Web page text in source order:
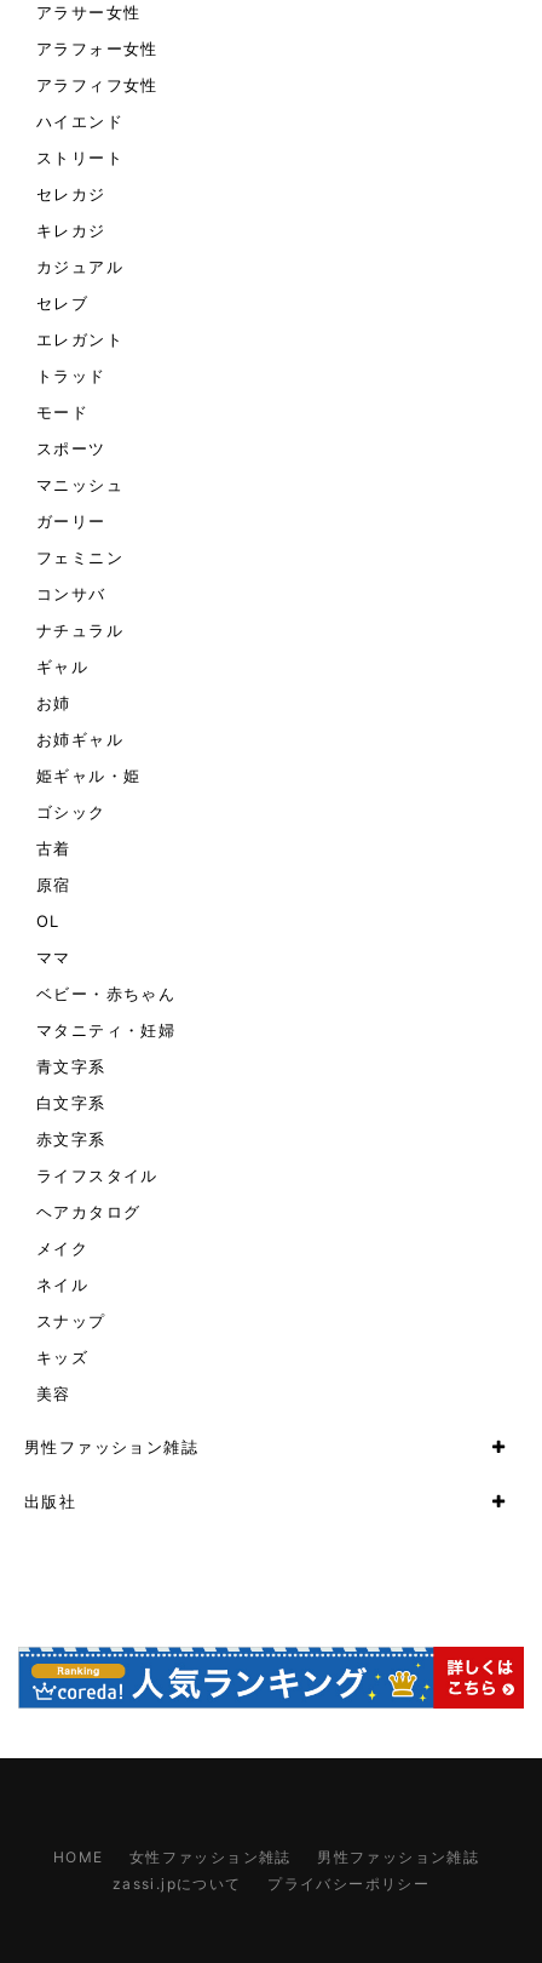
アラサー女性
アラフォー女性
アラフィフ女性
ハイエンド
ストリート
セレカジ
キレカジ
カジュアル
セレブ
エレガント
トラッド
モード
スポーツ
マニッシュ
ガーリー
フェミニン
コンサバ
ナチュラル
ギャル
お姉
お姉ギャル
姫ギャル・姫
ゴシック
古着
原宿
OL
ママ
ベビー・赤ちゃん
マタニティ・妊婦
青文字系
白文字系
赤文字系
ライフスタイル
ヘアカタログ
メイク
ネイル
スナップ
キッズ
美容
男性ファッション雑誌
出版社
HOME 女性ファッション雑誌
男性ファッション雑誌
zassi.jpについて
プライバシーポリシー